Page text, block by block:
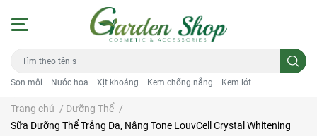
Son môi Nước hoa Xịt khoáng Kem chống nắng Kem lót
Trang chủ / Dưỡng Thể /
Sữa Dưỡng Thể Trắng Da, Nâng Tone LouvCell Crystal Whitening